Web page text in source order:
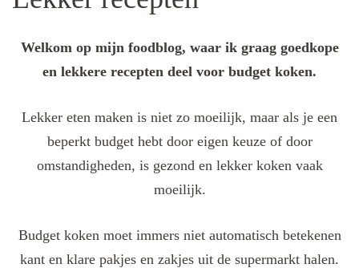
Welkom op mijn foodblog, waar ik graag goedkope
en lekkere recepten deel voor budget koken.
Lekker eten maken is niet zo moeilijk, maar als je een
beperkt budget hebt door eigen keuze of door
omstandigheden, is gezond en lekker koken vaak
moeilijk.
Budget koken moet immers niet automatisch betekenen
kant en klare pakjes en zakjes uit de supermarkt halen.